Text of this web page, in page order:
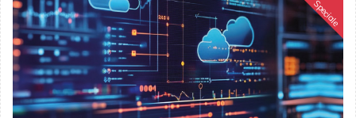
Speciale